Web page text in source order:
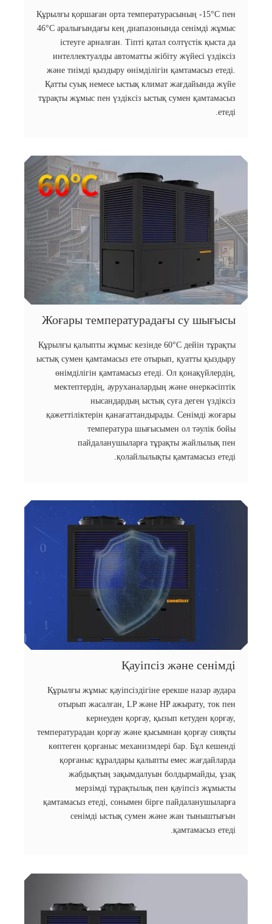
Құрылғы қоршаған орта температурасының -15°C пен
46°C аралығындағы кең диапазонында сенімді жұмыс
істеуге арналған. Тіпті қатал солтүстік қыста да
интеллектуалды автоматты жібіту жүйесі үздіксіз
және тиімді қыздыру өнімділігін қамтамасыз етеді.
Қатты суық немесе ыстық климат жағдайында жүйе
тұрақты жұмыс пен үздіксіз ыстық сумен қамтамасыз
етеді.
Жоғары температурадағы су шығысы
Құрылғы қалыпты жұмыс кезінде 60°C дейін тұрақты
ыстық сумен қамтамасыз ете отырып, қуатты қыздыру
өнімділігін қамтамасыз етеді. Ол қонақүйлердің,
мектептердің, ауруханалардың және өнеркәсіптік
нысандардың ыстық суға деген үздіксіз
қажеттіліктерін қанағаттандырады. Сенімді жоғары
температура шығысымен ол тәулік бойы
пайдаланушыларға тұрақты жайлылық пен
қолайлылықты қамтамасыз етеді.
Қауіпсіз және сенімді
Құрылғы жұмыс қауіпсіздігіне ерекше назар аудара
отырып жасалған, LP және HP ажырату, ток пен
кернеуден қорғау, қызып кетуден қорғау,
температурадан қорғау және қысымнан қорғау сияқты
көптеген қорғаныс механизмдері бар. Бұл кешенді
қорғаныс құралдары қалыпты емес жағдайларда
жабдықтың зақымдалуын болдырмайды, ұзақ
мерзімді тұрақтылық пен қауіпсіз жұмысты
қамтамасыз етеді, сонымен бірге пайдаланушыларға
сенімді ыстық сумен және жан тыныштығын
қамтамасыз етеді.